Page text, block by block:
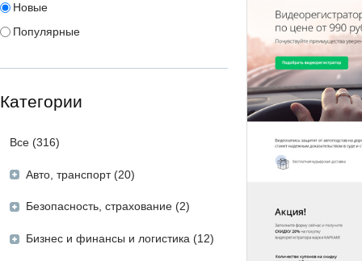
Новые
Популярные
Категории
Все (316)
Авто, транспорт (20)
Безопасность, страхование (2)
Бизнес и финансы и логистика (12)